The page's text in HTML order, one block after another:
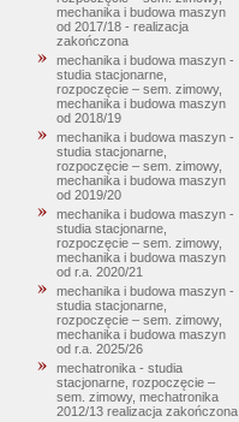
mechanika i budowa maszyn
od 2017/18 - realizacja
zakończona
mechanika i budowa maszyn -
studia stacjonarne,
rozpoczęcie – sem. zimowy,
mechanika i budowa maszyn
od 2018/19
mechanika i budowa maszyn -
studia stacjonarne,
rozpoczęcie – sem. zimowy,
mechanika i budowa maszyn
od 2019/20
mechanika i budowa maszyn -
studia stacjonarne,
rozpoczęcie – sem. zimowy,
mechanika i budowa maszyn
od r.a. 2020/21
mechanika i budowa maszyn -
studia stacjonarne,
rozpoczęcie – sem. zimowy,
mechanika i budowa maszyn
od r.a. 2025/26
mechatronika - studia
stacjonarne, rozpoczęcie –
sem. zimowy, mechatronika
2012/13 realizacja zakończona